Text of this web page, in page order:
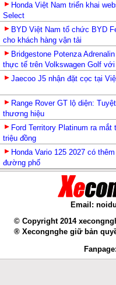
Honda Việt Nam triển khai
Select
BYD Việt Nam tổ chức BYD
cho khách hàng vận tải
Bridgestone Potenza
thực tế trên Volkswagen Golf
Jaecoo J5 nhận đặt cọc tại
Range Rover GT lộ diện:
thương hiệu
Ford Territory Platinum ra
triệu đồng
Honda Vario 125 2027 có
đường phố
Email:
© Copyright 2014
® Xecongnghe giữ bản
Fanpage: